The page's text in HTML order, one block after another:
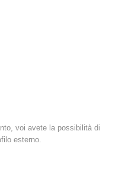
voi avete la possibilità di
esterno.